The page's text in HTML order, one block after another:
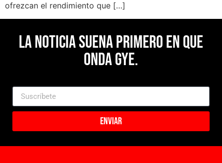
ofrezcan el rendimiento que […]
La noticia suena primero en Que
Onda Gye.
Enviar